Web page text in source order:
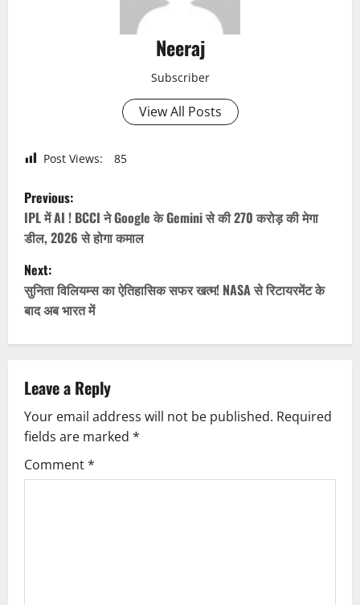
Neeraj
Subscriber
View All Posts
Post Views: 85
P
o
s
t
n
v
i
g
Previous:
IPL में AI ! BCCI ने Google के Gemini से की 270 करोड़ की मेगा
डील, 2026 से होगा कमाल
Next:
सुनिता विलियम्स का ऐतिहासिक सफर खत्म! NASA से रिटायरमेंट के
बाद अब भारत में
Leave a Reply
Your email address will not be published. Required
fields are marked *
Comment*